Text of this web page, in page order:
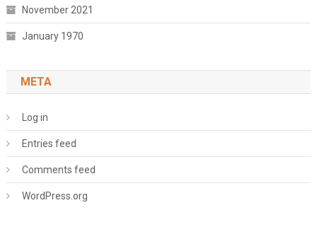
November 2021
January 1970
META
Log in
Entries feed
Comments feed
WordPress.org